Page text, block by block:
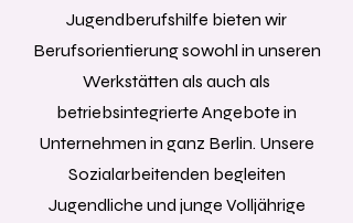
Jugendberufshilfe bieten wir
Berufsorientierung sowohl in unseren
Werkstätten als auch als
betriebsintegrierte Angebote in
Unternehmen in ganz Berlin. Unsere
Sozialarbeitenden begleiten
Jugendliche und junge Volljährige